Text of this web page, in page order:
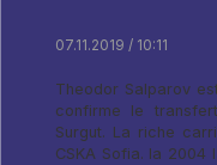
07.11.2019 / 10:11
Theodor Salparov
confirme le
Surgut. La riche
CSKA Sofia. la 2004